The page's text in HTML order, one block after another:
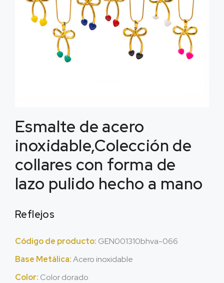
Esmalte de acero
inoxidable,Colección de
collares con forma de
lazo pulido hecho a mano
Reflejos
Código de producto: GEN001310bhva-066
Base Metálica:Acero inoxidable
Color: Color dorado